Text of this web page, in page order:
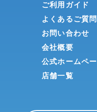
ご利用ガイド
よくあるご質問
お問い合わせ
会社概要
公式ホームペ
店舗一覧